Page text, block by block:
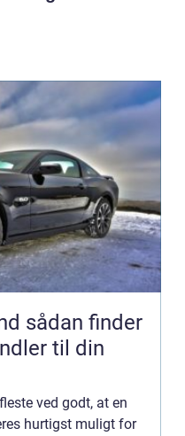
til din
ved godt, at en
hurtigst muligt for